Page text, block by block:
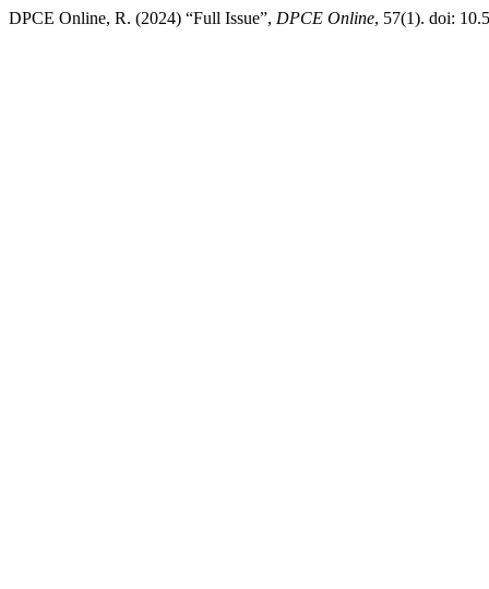
DPCE Online, R. (2024) “Full Issue”, DPCE Online, 57(1). doi: